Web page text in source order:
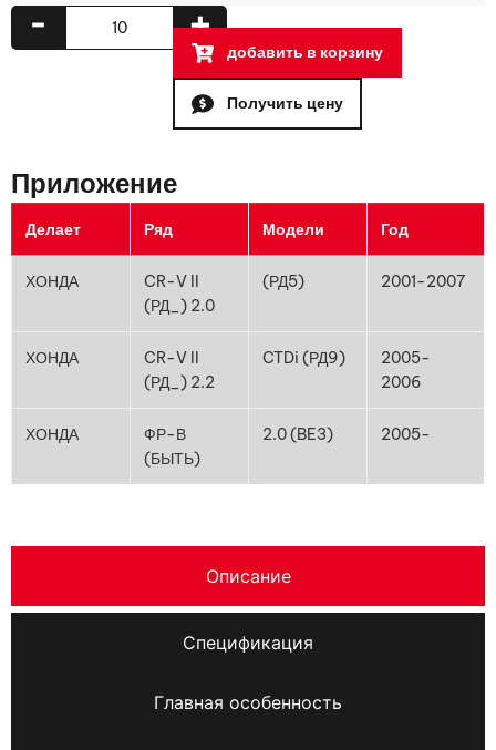
+
-
добавить в корзину
Получить цену
Приложение
Делает Ряд Модели Год
ХОНДА
CR-V II
(РД_) 2.0
(РД5) 2001-2007
ХОНДА
CR-V II
(РД_) 2.2
CTDi (РД9)
2005-
2006
ХОНДА
ФР-В
(БЫТЬ)
2.0 (BE3) 2005-
Описание
Спецификация
Главная особенность